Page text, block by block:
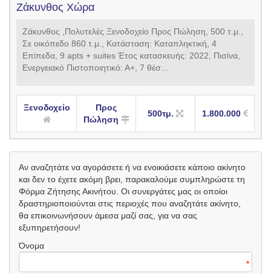
Ζάκυνθος Χώρα
Ζάκυνθος ,Πολυτελές Ξενοδοχείο Προς Πώληση, 500 τ.μ.,
Σε οικόπεδο 860 τ.μ., Κατάσταση: Καταπληκτική, 4
Επίπεδα, 9 apts + suites Έτος κατασκευής: 2022, Πισίνα,
Ενεργειακό Πιστοποιητικό: Α+, 7 θέσ...
Ξενοδοχείο
Προς
Πώληση
500τμ. 1.800.000
Αν αναζητάτε να αγοράσετε ή να ενοικιάσετε κάποιο ακίνητο
και δεν το έχετε ακόμη βρει, παρακαλούμε συμπληρώστε τη
Φόρμα Ζήτησης Ακινήτου. Οι συνεργάτες μας οι οποίοι
δραστηριοποιούνται στις περιοχές που αναζητάτε ακίνητο,
θα επικοινωνήσουν άμεσα μαζί σας, για να σας
εξυπηρετήσουν!
Όνομα
*